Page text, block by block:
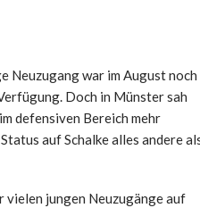
Neuzugang war im August noch
Doch in Münster sah
defensiven Bereich mehr
auf Schalke alles andere
vielen jungen Neuzugänge auf